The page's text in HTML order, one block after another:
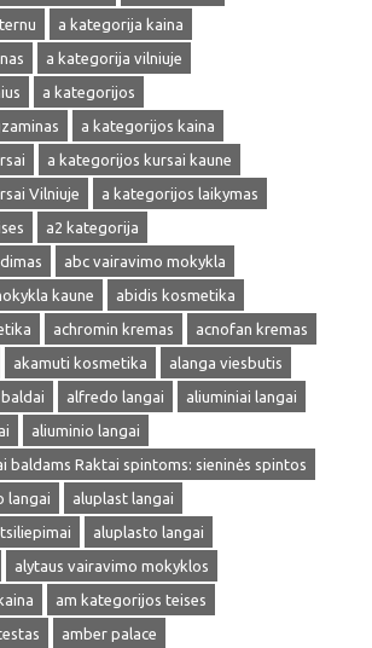
a kategorija kaina
a kategorija vilniuje
a kategorijos
a kategorijos kaina
a kategorijos kursai kaune
Vilniuje
a kategorijos laikymas
a2 kategorija
abc vairavimo mokykla
kaune
abidis kosmetika
achromin kremas
acnofan kremas
akamuti kosmetika
alanga viesbutis
alfredo langai
aliuminiai langai
aliuminio langai
baldams Raktai spintoms: sieninės spintos
langai
aluplast langai
aluplasto langai
alytaus vairavimo mokyklos
am kategorijos teises
amber palace